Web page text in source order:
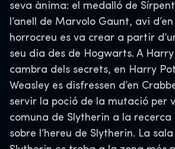
seva ànima: el medalló de
l’anell de Marvolo Gaunt, avi
horrocreu es va crear a partir
seu dia des de Hogwarts. A
cambra dels secrets, en Harry
Weasley es disfressen d’en
servir la poció de la mutació per
comuna de Slytherin a la recerca
sobre l’hereu de Slytherin. La